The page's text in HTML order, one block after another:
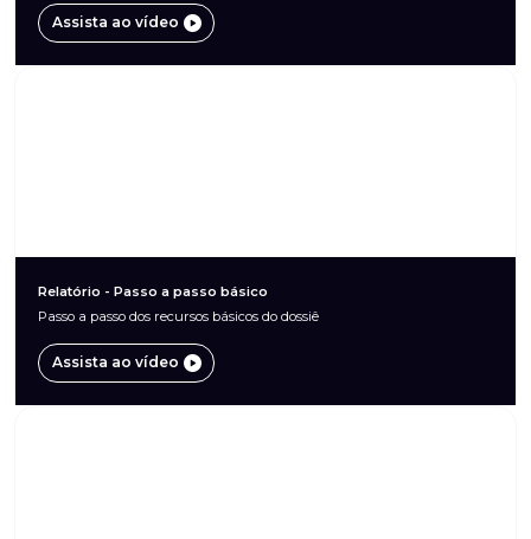
Assista ao vídeo
Relatório - Passo a passo básico
Passo a passo dos recursos básicos do dossiê
Assista ao vídeo